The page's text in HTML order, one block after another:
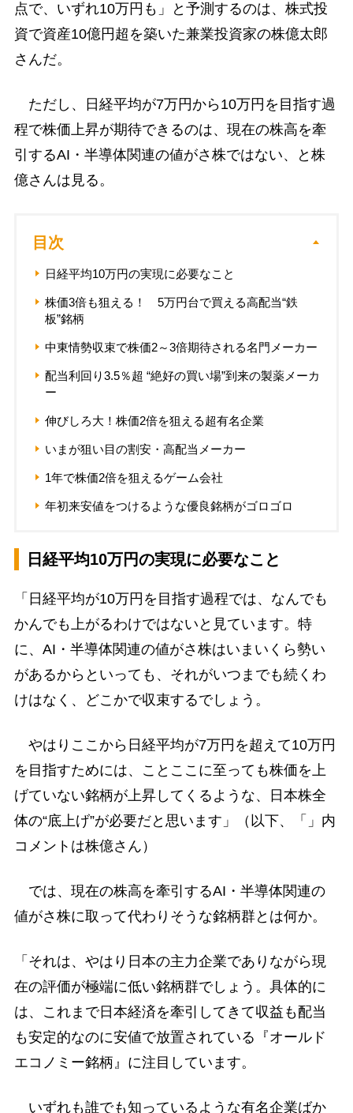
点で、いずれ10万円も」と予測するのは、株式投
資で資産10億円超を築いた兼業投資家の株億太郎
さんだ。
ただし、日経平均が7万円から10万円を目指す過
程で株価上昇が期待できるのは、現在の株高を牽
引するAI・半導体関連の値がさ株ではない、と株
億さんは見る。
目次
日経平均10万円の実現に必要なこと
株価3倍も狙える！ 5万円台で買える高配当“鉄
板”銘柄
中東情勢収束で株価2～3倍期待される名門メーカー
配当利回り3.5％超 “絶好の買い場”到来の製薬メーカ
ー
伸びしろ大！株価2倍を狙える超有名企業
いまが狙い目の割安・高配当メーカー
1年で株価2倍を狙えるゲーム会社
年初来安値をつけるような優良銘柄がゴロゴロ
日経平均10万円の実現に必要なこと
「日経平均が10万円を目指す過程では、なんでも
かんでも上がるわけではないと見ています。特
に、AI・半導体関連の値がさ株はいまいくら勢い
があるからといっても、それがいつまでも続くわ
けはなく、どこかで収束するでしょう。
やはりここから日経平均が7万円を超えて10万円
を目指すためには、ことここに至っても株価を上
げていない銘柄が上昇してくるような、日本株全
体の“底上げ”が必要だと思います」（以下、「」内
コメントは株億さん）
では、現在の株高を牽引するAI・半導体関連の
値がさ株に取って代わりそうな銘柄群とは何か。
「それは、やはり日本の主力企業でありながら現
在の評価が極端に低い銘柄群でしょう。具体的に
は、これまで日本経済を牽引してきて収益も配当
も安定的なのに安値で放置されている『オールド
エコノミー銘柄』に注目しています。
いずれも誰でも知っているような有名企業ばか